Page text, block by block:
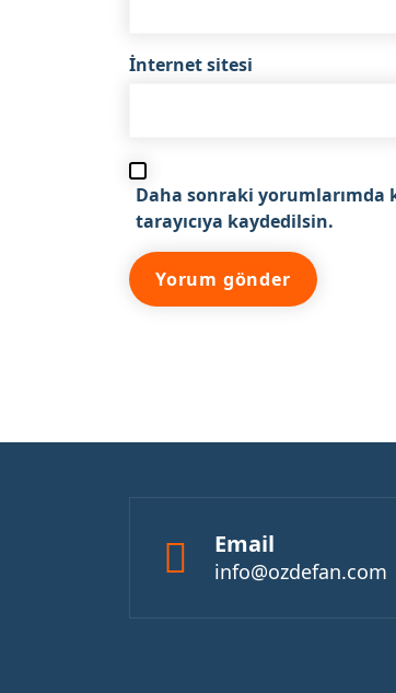
İnternet sitesi
Daha sonraki yorumlarımda
tarayıcıya kaydedilsin.
Email
info@ozdefan.com